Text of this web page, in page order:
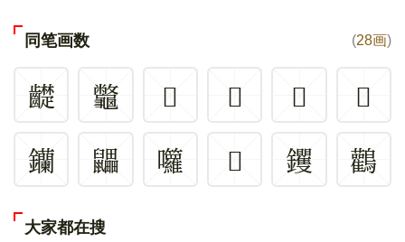
同笔画数 (28画)
齼 龞 𧾶 𨏿 𩫲
𤓪
钄
鼺 囖 𩪾 钁 鸛
大家都在搜